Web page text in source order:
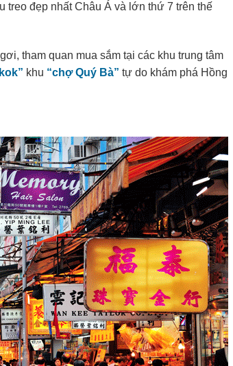
treo đẹp nhất Châu Á và lớn thứ 7 trên thế
tham quan mua sắm tại các khu trung tâm
khu “chợ Quý Bà” tự do khám phá Hồng